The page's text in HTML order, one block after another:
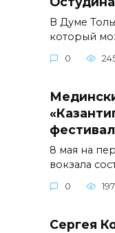
В Думе
который
0
8 мая на
вокзала
0 197
Сергея